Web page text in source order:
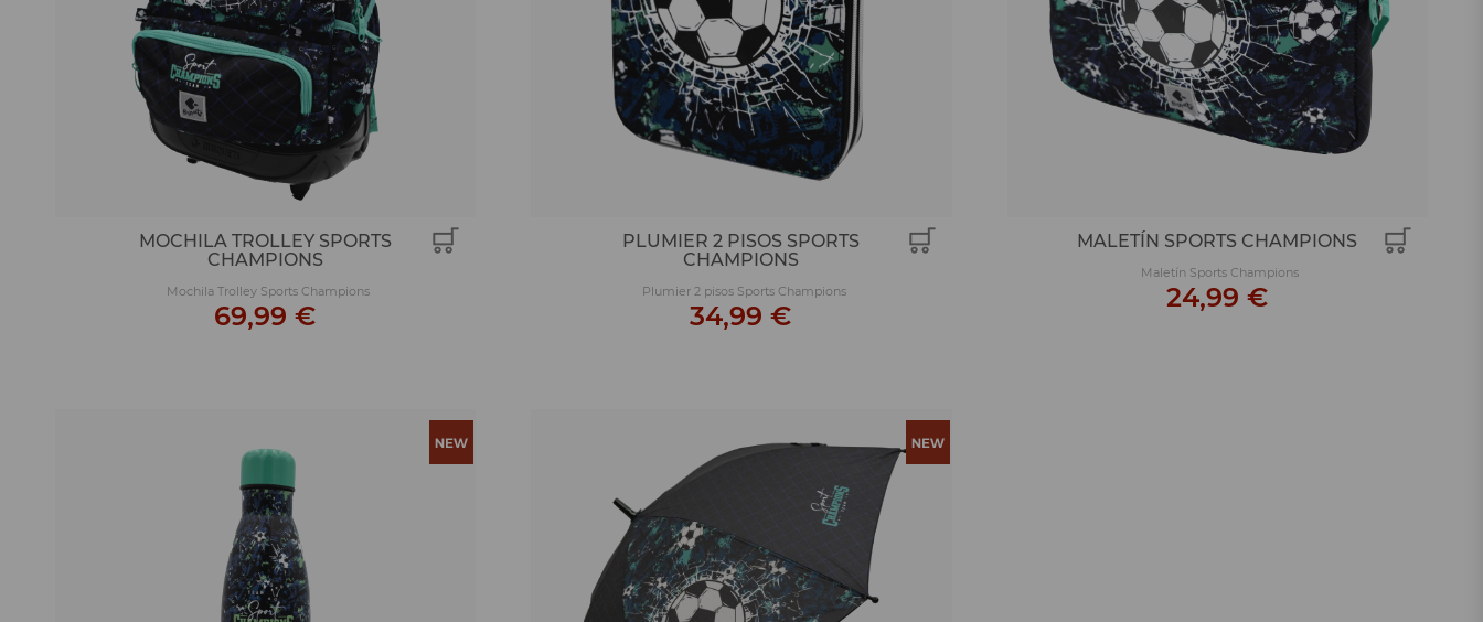
MOCHILA TROLLEY SPORTS
CHAMPIONS
Mochila Trolley Sports Champions
69,99 €
PLUMIER 2 PISOS SPORTS
CHAMPIONS
Plumier 2 pisos Sports Champions
34,99 €
MALETÍN SPORTS CHAMPIONS
Maletín Sports Champions
24,99 €